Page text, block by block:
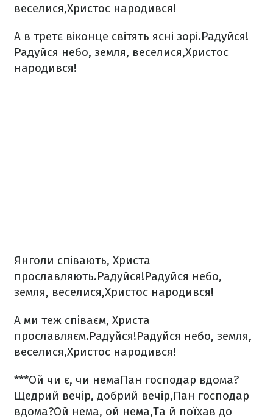
веселися,Христос народився!
А в третє віконце світять ясні зорі.Радуйся!
Радуйся небо, земля, веселися,Христос
народився!
Янголи співають, Христа
прославляють.Радуйся!Радуйся небо,
земля, веселися,Христос народився!
А ми теж співаєм, Христа
прославляєм.Радуйся!Радуйся небо, земля,
веселися,Христос народився!
***Ой чи є, чи немаПан господар вдома?
Щедрий вечір, добрий вечір,Пан господар
вдома?Ой нема, ой нема,Та й поїхав до